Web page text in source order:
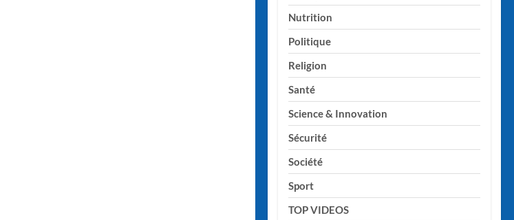
Nutrition
Politique
Religion
Santé
Science & Innovation
Sécurité
Société
Sport
TOP VIDEOS